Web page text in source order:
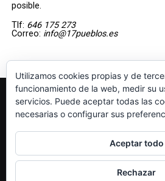
posible.
Tlf: 646 175 273
Correo: info@17pueblos.es
INICIO LIBRERÍA AVISO LEGAL
Utilizamos cookies propias y de
funcionamiento de la web, medir su
servicios. Puede aceptar todas las
necesarias o configurar sus
Aceptar todo
Rechazar